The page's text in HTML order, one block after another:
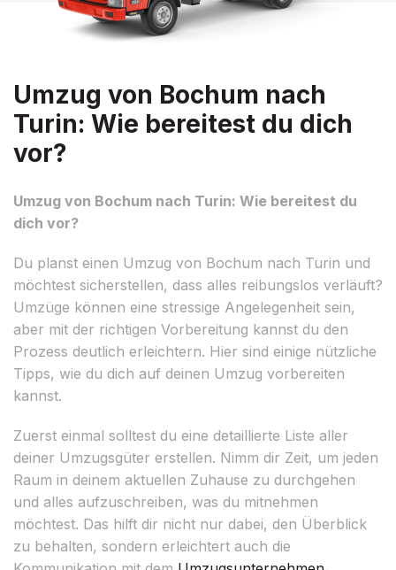
Umzug von Bochum nach
Turin: Wie bereitest du dich
vor?
Umzug von Bochum nach Turin: Wie bereitest du
dich vor?
Du planst einen Umzug von Bochum nach Turin und
möchtest sicherstellen, dass alles reibungslos verläuft?
Umzüge können eine stressige Angelegenheit sein,
aber mit der richtigen Vorbereitung kannst du den
Prozess deutlich erleichtern. Hier sind einige nützliche
Tipps, wie du dich auf deinen Umzug vorbereiten
kannst.
Zuerst einmal solltest du eine detaillierte Liste aller
deiner Umzugsgüter erstellen. Nimm dir Zeit, um jeden
Raum in deinem aktuellen Zuhause zu durchgehen
und alles aufzuschreiben, was du mitnehmen
möchtest. Das hilft dir nicht nur dabei, den Überblick
zu behalten, sondern erleichtert auch die